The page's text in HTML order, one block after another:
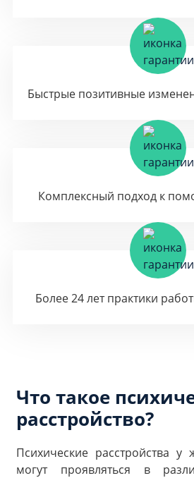
Быстрые позитивные
Комплексный подход к
Более 24 лет практики
Что такое
расстройство?
Психические расстройства
могут проявляться в